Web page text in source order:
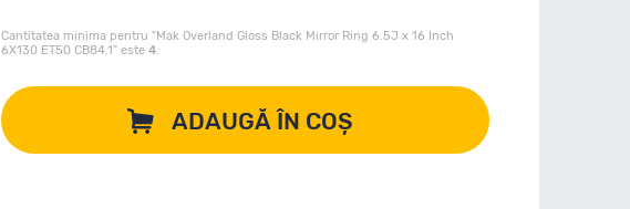
Cantitatea minima pentru "Mak Overland Gloss Black Mirror Ring 6.5J x 16 Inch
6X130 ET50 CB84.1" este4.
ADAUGĂ ÎN COȘ